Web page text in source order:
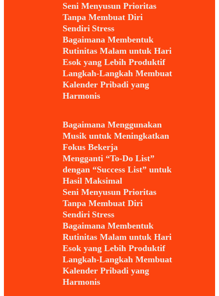
Seni Menyusun Prioritas
Tanpa Membuat Diri
Sendiri Stress
Bagaimana Membentuk
Rutinitas Malam untuk Hari
Esok yang Lebih Produktif
Langkah-Langkah Membuat
Kalender Pribadi yang
Harmonis
Bagaimana Menggunakan
Musik untuk Meningkatkan
Fokus Bekerja
Mengganti “To-Do List”
dengan “Success List” untuk
Hasil Maksimal
Seni Menyusun Prioritas
Tanpa Membuat Diri
Sendiri Stress
Bagaimana Membentuk
Rutinitas Malam untuk Hari
Esok yang Lebih Produktif
Langkah-Langkah Membuat
Kalender Pribadi yang
Harmonis